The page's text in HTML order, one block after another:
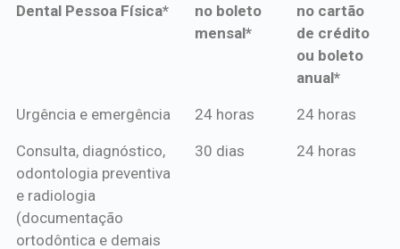
Dental Pessoa Física*
no boleto
mensal*
no cartão
de crédito
ou boleto
anual*
*Procedimentos Amil
*Pagamento
mensal*
*Pagamento
de crédito
Urgência e emergência 24 horas 24 horas
Consulta, diagnóstico,
odontologia preventiva
e radiologia
(documentação
ortodôntica e demais
30 dias 24 horas